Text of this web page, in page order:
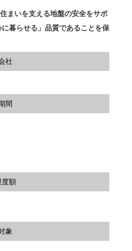
まいを支える地盤の安全をサポ
暮らせる」品質であることを保
社
間
度額
象